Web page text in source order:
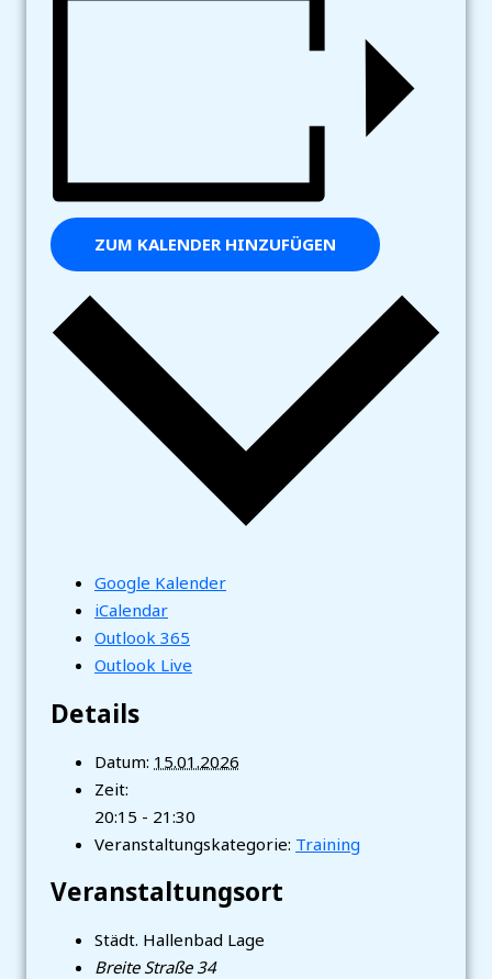
ZUM KALENDER HINZUFÜGEN
Google Kalender
iCalendar
Outlook 365
Outlook Live
Details
Datum: 15.01.2026
Zeit:
20:15 - 21:30
Veranstaltungskategorie: Training
Veranstaltungsort
Städt. Hallenbad Lage
Breite Straße 34